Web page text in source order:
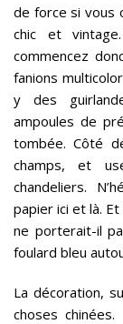
de force si vous
chic et
commencez
fanions
y des
ampoules de
tombée. Côté
champs, et
chandeliers.
papier ici et là.
ne porterait-il
foulard bleu
La décoration,
choses